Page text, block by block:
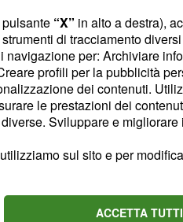
“X” in alto a destra),
di tracciamento
navigazione per: Archiviare
profili per la pubblicità
dei contenuti.
le prestazioni dei
Sviluppare e
sul sito e per
ACCETTA TUTTI